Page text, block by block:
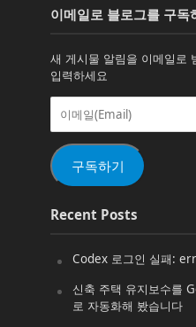
이메일로 블로그를 구독
새 게시물 알림을 이메일로
입력하세요
이
일
(Email)
구독하기
Recent Posts
Codex 로그인 실패:
신축 주택 유지보수를
로 자동화해 봤습니다